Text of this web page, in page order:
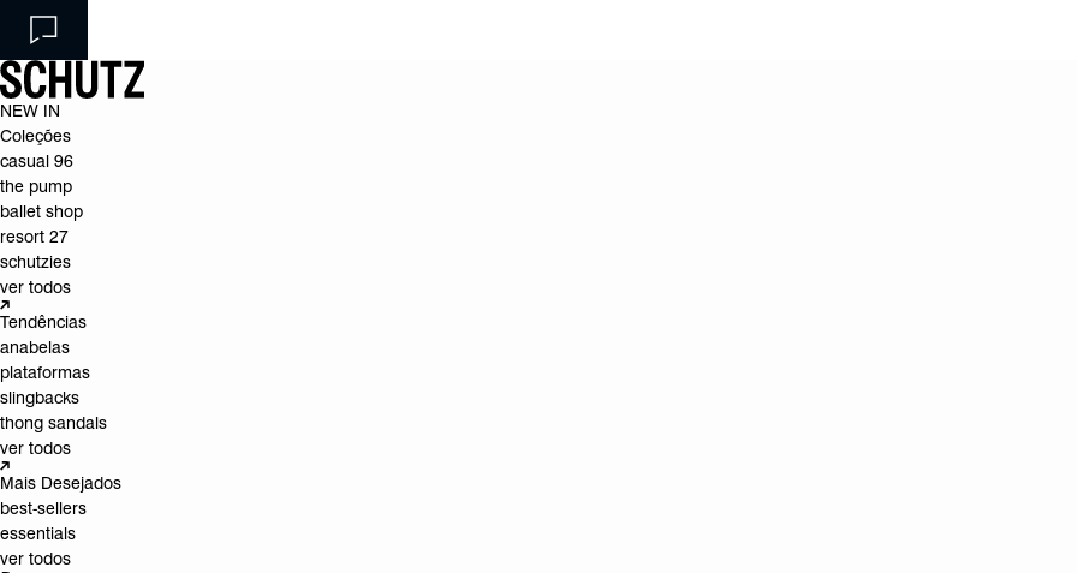
NEW IN
Coleções
casual 96
the pump
ballet shop
resort 27
schutzies
ver todos
Tendências
anabelas
plataformas
slingbacks
thong sandals
ver todos
Mais Desejados
best-sellers
essentials
ver todos